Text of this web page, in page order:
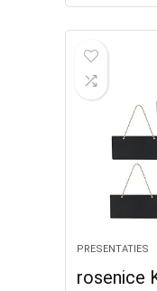
PRESENTATIES
rosenice